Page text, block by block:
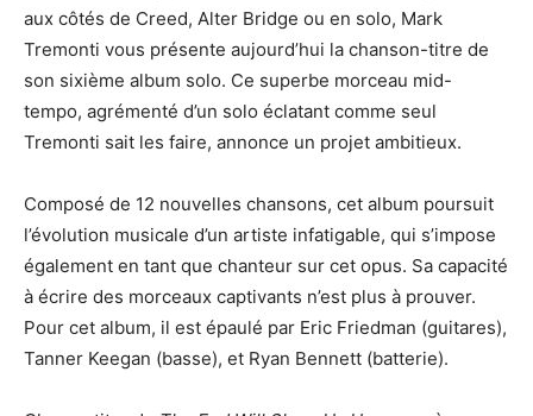
aux côtés de Creed, Alter Bridge ou en solo, Mark
Tremonti vous présente aujourd’hui la chanson-titre de
son sixième album solo. Ce superbe morceau mid-
tempo, agrémenté d’un solo éclatant comme seul
Tremonti sait les faire, annonce un projet ambitieux.
Composé de 12 nouvelles chansons, cet album poursuit
l’évolution musicale d’un artiste infatigable, qui s’impose
également en tant que chanteur sur cet opus. Sa capacité
à écrire des morceaux captivants n’est plus à prouver.
Pour cet album, il est épaulé par Eric Friedman (guitares),
Tanner Keegan (basse), et Ryan Bennett (batterie).